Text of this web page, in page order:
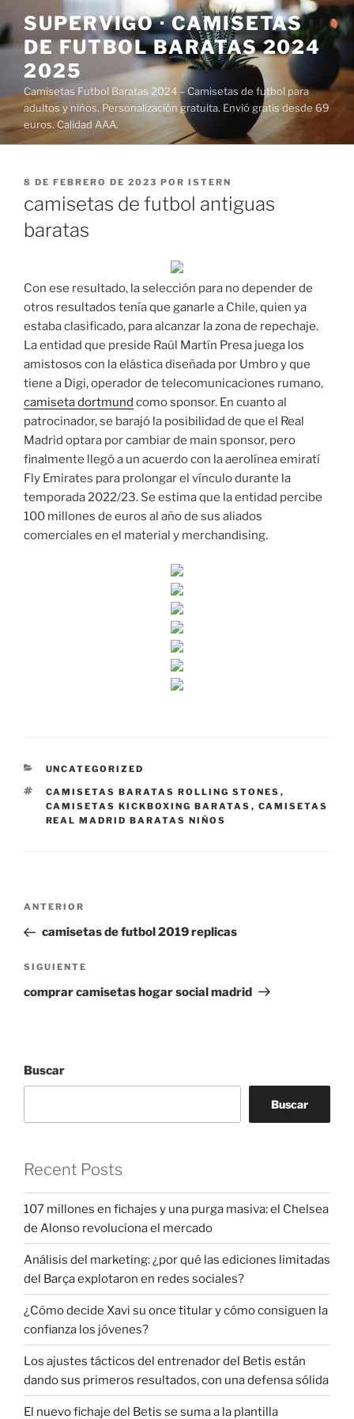
al
contenido
SUPERVIGO · CAMISETAS
DE FUTBOL BARATAS 2024
2025
Camisetas Futbol Baratas 2024 – Camisetas de futbol para
adultos y niños. Personalización gratuita. Envió gratis desde 69
euros. Calidad AAA.
PUBLICADO
8 DE FEBRERO DE 2023 POR ISTERN
camisetas de futbol antiguas
baratas
Con ese resultado, la selección para no depender de
otros resultados tenía que ganarle a Chile, quien ya
estaba clasificado, para alcanzar la zona de repechaje.
La entidad que preside Raúl Martín Presa juega los
amistosos con la elástica diseñada por Umbro y que
tiene a Digi, operador de telecomunicaciones rumano,
camiseta dortmund como sponsor. En cuanto al
patrocinador, se barajó la posibilidad de que el Real
Madrid optara por cambiar de main sponsor, pero
finalmente llegó a un acuerdo con la aerolínea emiratí
Fly Emirates para prolongar el vínculo durante la
temporada 2022/23. Se estima que la entidad percibe
100 millones de euros al año de sus aliados
comerciales en el material y merchandising.
CATEGORÍAS
UNCATEGORIZED
ETIQUETAS
CAMISETAS BARATAS ROLLING STONES ,
CAMISETAS KICKBOXING BARATAS , CAMISETAS
REAL MADRID BARATAS NIÑOS
Navegación
entradas
Entrada
anterior:
ANTERIOR
camisetas de futbol 2019 replicas
Siguiente
entrada
SIGUIENTE
comprar camisetas hogar social madrid
Buscar
Buscar
Recent Posts
107 millones en fichajes y una purga masiva: el Chelsea
de Alonso revoluciona el mercado
Análisis del marketing: ¿por qué las ediciones limitadas
del Barça explotaron en redes sociales?
¿Cómo decide Xavi su once titular y cómo consiguen la
confianza los jóvenes?
Los ajustes tácticos del entrenador del Betis están
dando sus primeros resultados, con una defensa sólida
El nuevo fichaje del Betis se suma a la plantilla